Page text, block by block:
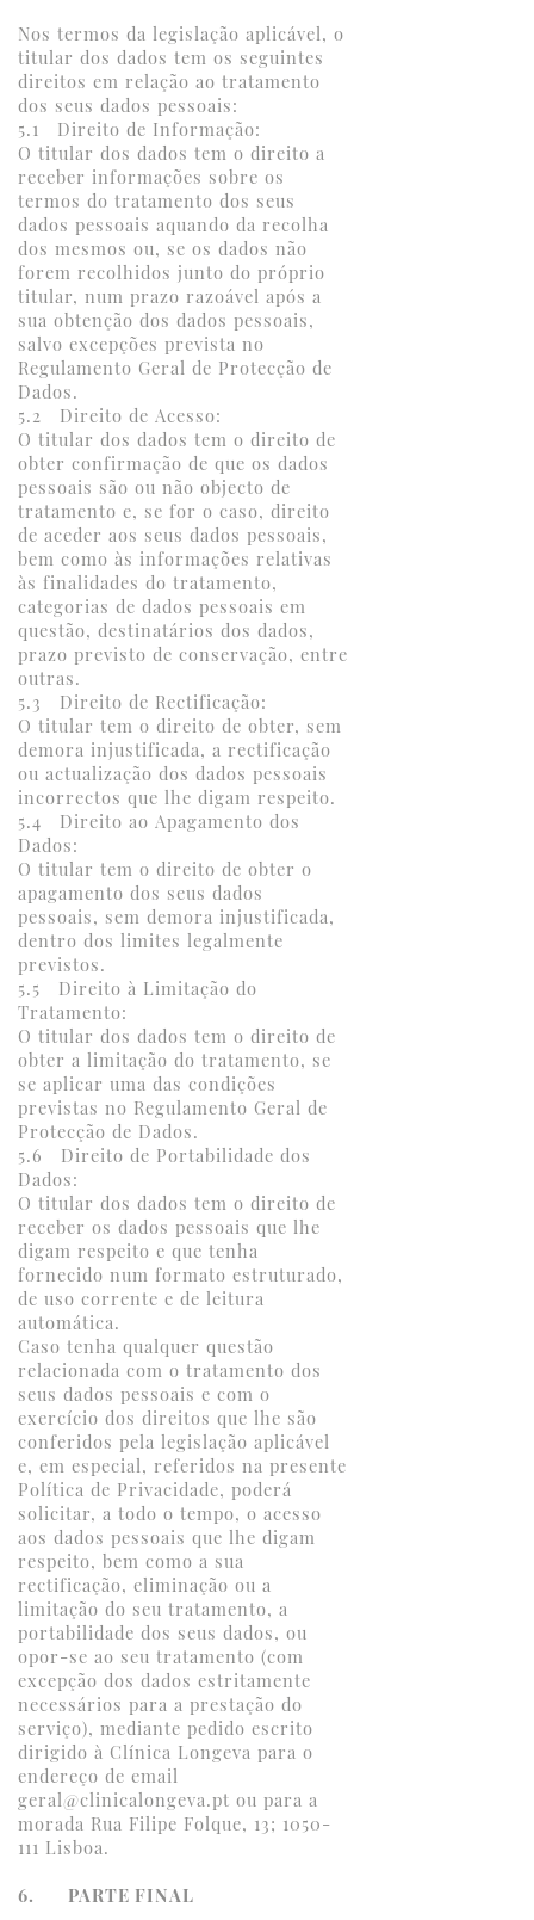
Nos termos da legislação aplicável, o
titular dos dados tem os seguintes
direitos em relação ao tratamento
dos seus dados pessoais:
5.1 Direito de Informação:
O titular dos dados tem o direito a
receber informações sobre os
termos do tratamento dos seus
dados pessoais aquando da recolha
dos mesmos ou, se os dados não
forem recolhidos junto do próprio
titular, num prazo razoável após a
sua obtenção dos dados pessoais,
salvo excepções prevista no
Regulamento Geral de Protecção de
Dados.
5.2 Direito de Acesso:
O titular dos dados tem o direito de
obter confirmação de que os dados
pessoais são ou não objecto de
tratamento e, se for o caso, direito
de aceder aos seus dados pessoais,
bem como às informações relativas
às finalidades do tratamento,
categorias de dados pessoais em
questão, destinatários dos dados,
prazo previsto de conservação, entre
outras.
5.3 Direito de Rectificação:
O titular tem o direito de obter, sem
demora injustificada, a rectificação
ou actualização dos dados pessoais
incorrectos que lhe digam respeito.
5.4 Direito ao Apagamento dos
Dados:
O titular tem o direito de obter o
apagamento dos seus dados
pessoais, sem demora injustificada,
dentro dos limites legalmente
previstos.
5.5 Direito à Limitação do
Tratamento:
O titular dos dados tem o direito de
obter a limitação do tratamento, se
se aplicar uma das condições
previstas no Regulamento Geral de
Protecção de Dados.
5.6 Direito de Portabilidade dos
Dados:
O titular dos dados tem o direito de
receber os dados pessoais que lhe
digam respeito e que tenha
fornecido num formato estruturado,
de uso corrente e de leitura
automática.
Caso tenha qualquer questão
relacionada com o tratamento dos
seus dados pessoais e com o
exercício dos direitos que lhe são
conferidos pela legislação aplicável
e, em especial, referidos na presente
Política de Privacidade, poderá
solicitar, a todo o tempo, o acesso
aos dados pessoais que lhe digam
respeito, bem como a sua
rectificação, eliminação ou a
limitação do seu tratamento, a
portabilidade dos seus dados, ou
opor-se ao seu tratamento (com
excepção dos dados estritamente
necessários para a prestação do
serviço), mediante pedido escrito
dirigido à Clínica Longeva para o
endereço de email
geral@clinicalongeva.pt ou para a
morada Rua Filipe Folque, 13; 1050-
111 Lisboa.
6. PARTE FINAL